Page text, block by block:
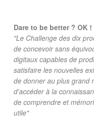
Dare to be better ? OK !
"Le Challenge des dix
de concevoir sans
digitaux capables de
satisfaire les nouvelles
de donner au plus grand
d'accéder à la
de comprendre et
utile"